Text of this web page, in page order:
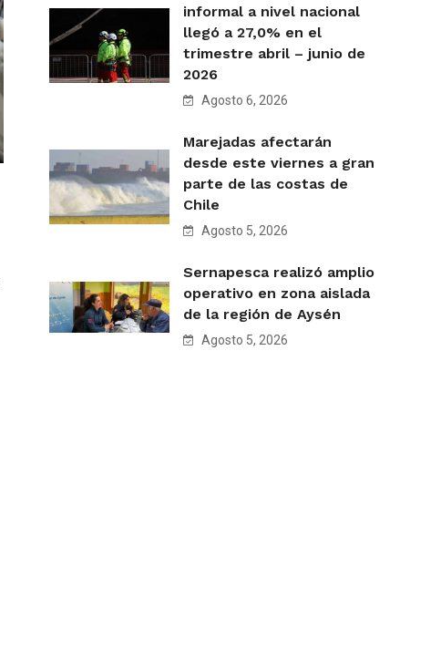
informal a nivel nacional
llegó a 27,0% en el
trimestre abril – junio de
2026
Agosto 6, 2026
Marejadas afectarán
desde este viernes a gran
parte de las costas de
Chile
Agosto 5, 2026
Sernapesca realizó amplio
operativo en zona aislada
de la región de Aysén
Agosto 5, 2026